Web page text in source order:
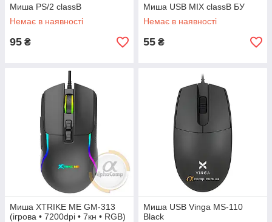
Миша PS/2 classB
Немає в наявності
95 ₴
Миша USB MIX classB БУ
Немає в наявності
55 ₴
Миша XTRIKE ME GM-313
(ігрова • 7200dpi • 7кн • RGB)
Миша USB Vinga MS-110
Black